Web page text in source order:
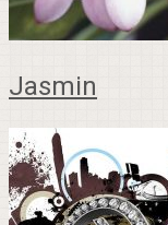
Jasmin